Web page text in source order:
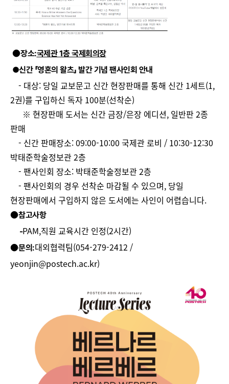
●장소:국제관 1층 국제회의장
●신간 「영혼의 왈츠」 발간 기념 팬사인회 안내
- 대상: 당일 교보문고 신간 현장판매를 통해 신간 1세트(1,
2권)를 구입하신 독자 100분(선착순)
※ 현장판매 도서는 신간 금장/은장 에디션, 일반판 2종
판매
- 신간 판매장소: 09:00-10:00 국제관 로비 / 10:30-12:30
박태준학술정보관 2층
- 팬사인회 장소: 박태준학술정보관 2층
- 팬사인회의 경우 선착순 마감될 수 있으며, 당일
현장판매에서 구입하지 않은 도서에는 사인이 어렵습니다.
●참고사항
-PAM,직원 교육시간 인정(2시간)
●문의:대외협력팀(054-279-2412 /
yeonjin@postech.ac.kr)